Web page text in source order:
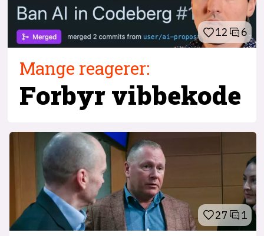
12 6
Mange reagerer:
Forbyrvibbekode
27 1